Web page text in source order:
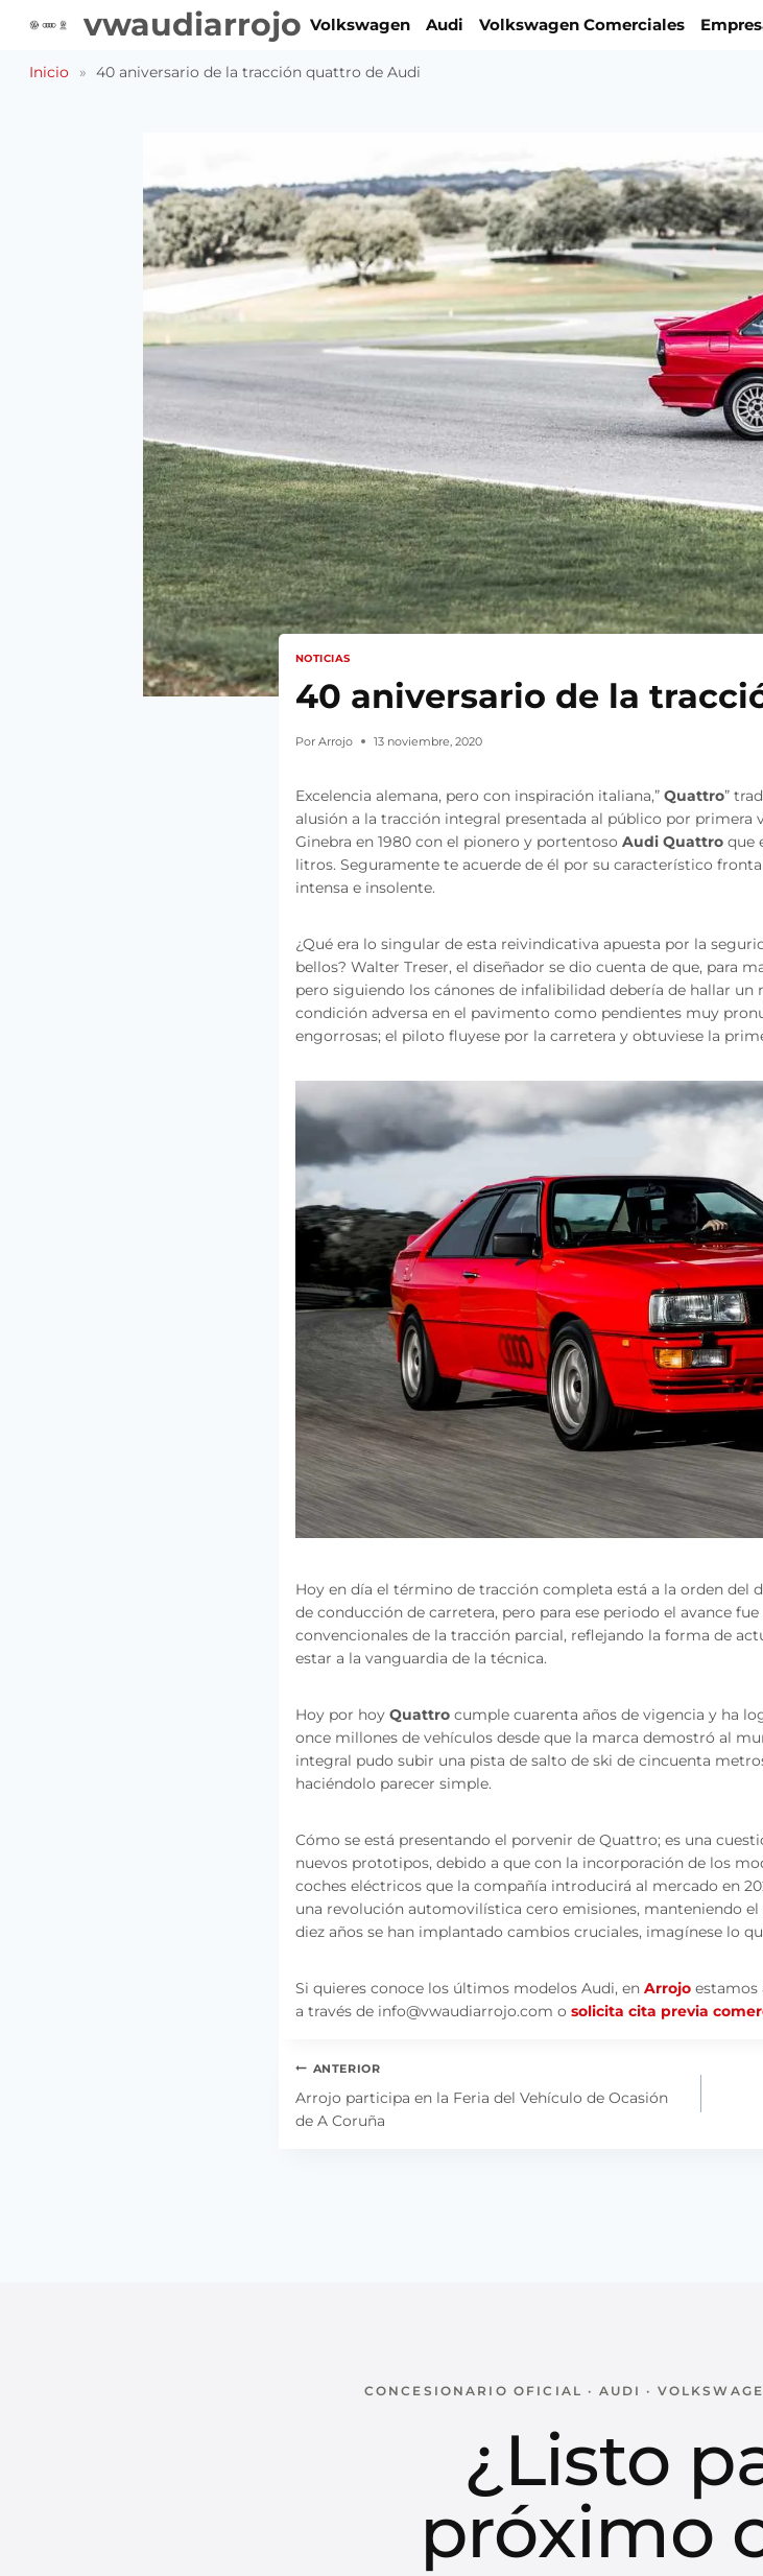
vwaudiarrojo Volkswagen Audi Volkswagen Comerciales
Inicio » 40 aniversario de la tracción quattro de Audi
NOTICIAS
40 aniversario de la
Por Arrojo 13 noviembre, 2020
Excelencia alemana, pero con inspiración italiana,” Quattro”
alusión a la tracción integral presentada al público por primera
Ginebra en 1980 con el pionero y portentoso Audi Quattro que
litros. Seguramente te acuerde de él por su característico
intensa e insolente.
¿Qué era lo singular de esta reivindicativa apuesta por la
bellos? Walter Treser, el diseñador se dio cuenta de que, para
pero siguiendo los cánones de infalibilidad debería de hallar
condición adversa en el pavimento como pendientes muy
engorrosas; el piloto fluyese por la carretera y obtuviese la
Hoy en día el término de tracción completa está a la orden del
de conducción de carretera, pero para ese periodo el avance
convencionales de la tracción parcial, reflejando la forma de
estar a la vanguardia de la técnica.
Hoy por hoy Quattro cumple cuarenta años de vigencia y ha
once millones de vehículos desde que la marca demostró al
integral pudo subir una pista de salto de ski de cincuenta
haciéndolo parecer simple.
Cómo se está presentando el porvenir de Quattro; es una
nuevos prototipos, debido a que con la incorporación de los
coches eléctricos que la compañía introducirá al mercado en
una revolución automovilística cero emisiones, manteniendo
diez años se han implantado cambios cruciales, imagínese lo
Si quieres conoce los últimos modelos Audi, en Arrojo estamos
a través de info@vwaudiarrojo.com o solicita cita previa
Navegación
de
entradas
ANTERIOR
Arrojo participa en la Feria del Vehículo de Ocasión
de A Coruña
CONCESIONARIO OFICIAL · AUDI ·
¿Listo
próximo